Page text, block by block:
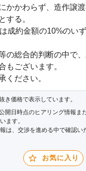
かかわらず、造作譲
する。
成約金額の10%のい
の総合的判断の中で
もございます。
ください。
き価格で表示しています。
開日時点のヒアリング情報ま
ます。
は、交渉を進める中で確認い
お気に入り